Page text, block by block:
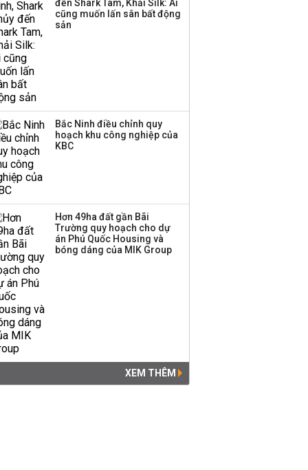
đến Shark Tam, Khải Silk: Ai
cũng muốn lấn sân bất động
sản
Bắc Ninh điều chỉnh quy
hoạch khu công nghiệp của
KBC
Hơn 49ha đất gần Bãi
Trường quy hoạch cho dự
án Phú Quốc Housing và
bóng dáng của MIK Group
XEM THÊM